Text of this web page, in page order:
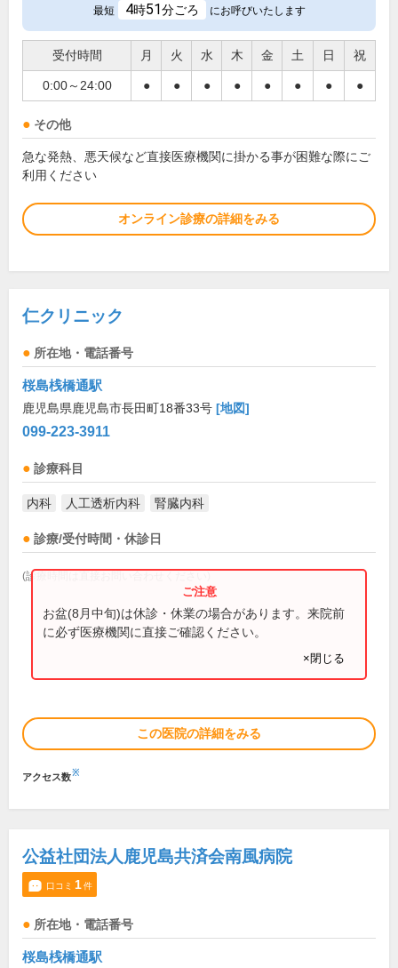
最短 4時51分ごろ にお呼びいたします
受付時間 月 火 水 木 金 土 日 祝
0:00～24:00 ● ● ● ● ● ● ● ●
その他
急な発熱、悪天候など直接医療機関に掛かる事が困難な際にご
利用ください
オンライン診療の詳細をみる
仁クリニック
所在地・電話番号
桜島桟橋通駅
鹿児島県鹿児島市長田町18番33号 [地図]
099-223-3911
診療科目
内科 人工透析内科 腎臓内科
診療/受付時間・休診日
(診療時間は直接お問い合わせください)
お盆(8月中旬)は休診・休業の場合があります。来院前
に必ず医療機関に直接ご確認ください。
×閉じる
この医院の詳細をみる
アクセス数※
公益社団法人鹿児島共済会南風病院
口コミ 1件
所在地・電話番号
桜島桟橋通駅